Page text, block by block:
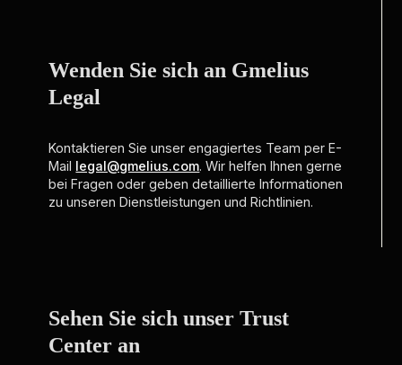
Wenden Sie sich an Gmelius
Legal
Kontaktieren Sie unser engagiertes Team per E-
Mail legal@gmelius.com. Wir helfen Ihnen gerne
bei Fragen oder geben detaillierte Informationen
zu unseren Dienstleistungen und Richtlinien.
Sehen Sie sich unser Trust
Center an